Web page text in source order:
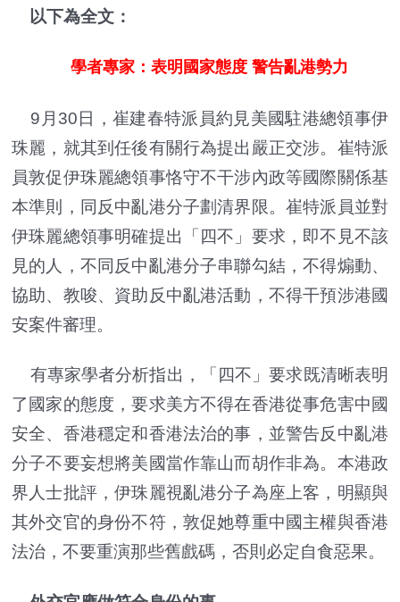
以下為全文：
學者專家：表明國家態度 警告亂港勢力
9月30日，崔建春特派員約見美國駐港總領事伊
珠麗，就其到任後有關行為提出嚴正交涉。崔特派
員敦促伊珠麗總領事恪守不干涉內政等國際關係基
本準則，同反中亂港分子劃清界限。崔特派員並對
伊珠麗總領事明確提出「四不」要求，即不見不該
見的人，不同反中亂港分子串聯勾結，不得煽動、
協助、教唆、資助反中亂港活動，不得干預涉港國
安案件審理。
有專家學者分析指出，「四不」要求既清晰表明
了國家的態度，要求美方不得在香港從事危害中國
安全、香港穩定和香港法治的事，並警告反中亂港
分子不要妄想將美國當作靠山而胡作非為。本港政
界人士批評，伊珠麗視亂港分子為座上客，明顯與
其外交官的身份不符，敦促她尊重中國主權與香港
法治，不要重演那些舊戲碼，否則必定自食惡果。